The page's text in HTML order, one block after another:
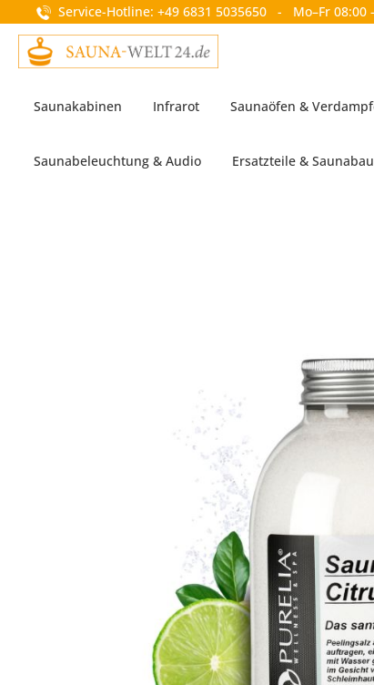
Zur Hauptnavigation springen
Service-Hotline: +49 6831 5035650 - Mo–Fr 08:00
Saunakabinen Infrarot Saunaöfen &
Saunabeleuchtung & Audio Ersatzteile & Saunabau